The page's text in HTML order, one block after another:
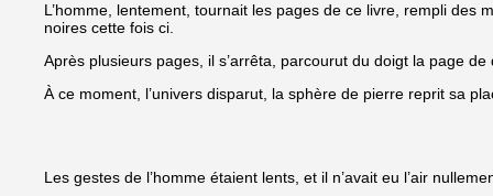
L’homme, lentement, tournait les pages de ce livre, rempli
noires cette fois ci.
Après plusieurs pages, il s’arrêta, parcourut du doigt la page
À ce moment, l’univers disparut, la sphère de pierre reprit sa
Les gestes de l’homme étaient lents, et il n’avait eu l’air